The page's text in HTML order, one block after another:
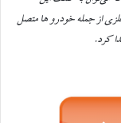
از جمله خودرو ها متصل
کرد.